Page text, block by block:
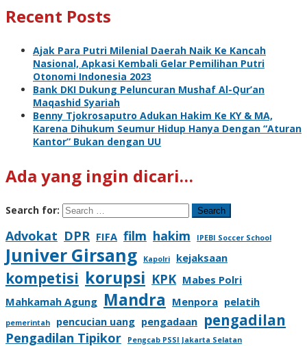
Recent Posts
Ajak Para Putri Milenial Daerah Naik Ke Kancah
Nasional, Apkasi Kembali Gelar Pemilihan Putri
Otonomi Indonesia 2023
Bank DKI Dukung Peluncuran Mushaf Al-Qur’an
Maqashid Syariah
Benny Tjokrosaputro Adukan Hakim Ke KY & MA,
Karena Dihukum Seumur Hidup Hanya Dengan “Aturan
Kantor” Bukan dengan UU
Ada yang ingin dicari…
Search for:
Advokat DPR FIFA film hakim IPEBI Soccer School
Juniver Girsang Kapolri kejaksaan
kompetisi korupsi KPK Mabes Polri
Mahkamah Agung Mandra Menpora pelatih
pemerintah pencucian uang pengadaan pengadilan
Pengadilan Tipikor Pengcab PSSI Jakarta Selatan